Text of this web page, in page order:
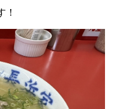
！